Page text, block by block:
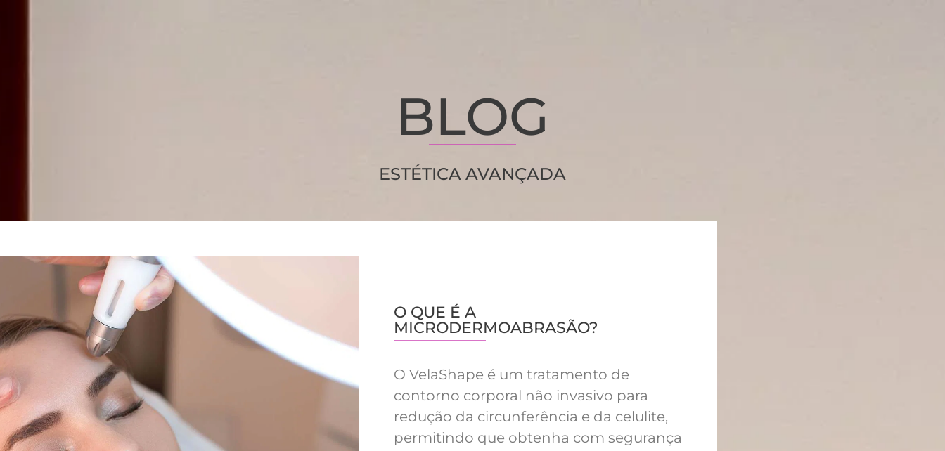
BLOG
ESTÉTICA AVANÇADA
O QUE É A
MICRODERMOABRASÃO?
O VelaShape é um tratamento de
contorno corporal não invasivo para
redução da circunferência e da celulite,
permitindo que obtenha com segurança